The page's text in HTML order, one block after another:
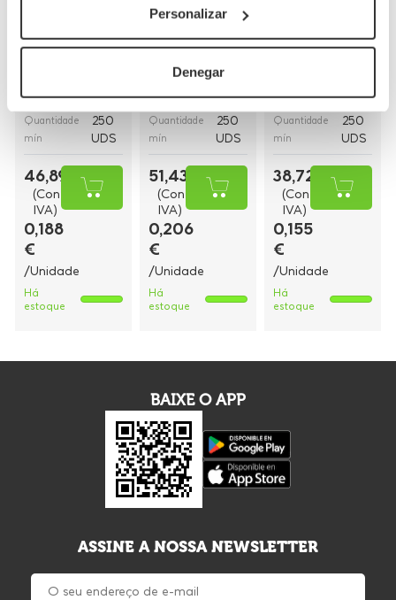
Personalizar
Denegar
Medidas26+20x32cm
Quantidade
mín
250
UDS
46,89 €
(Con
IVA)
0,188
€
/Unidade
Há
estoque
encaracolada
(30+18x29cm)
ReferênciaBP16BCO
Medidas30+18x29cm
Quantidade
mín
250
UDS
51,43 €
(Con
IVA)
0,206
€
/Unidade
Há
estoque
Medidas28+17x29cm
Quantidade
mín
250
UDS
38,72 €
(Con
IVA)
0,155
€
/Unidade
Há
estoque
BAIXE O APP
ASSINE A NOSSA NEWSLETTER